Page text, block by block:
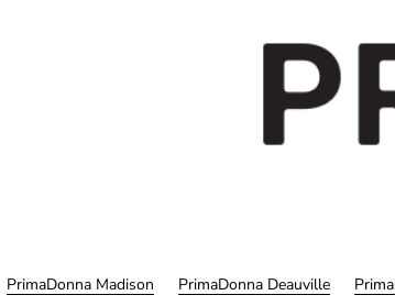
PrimaDonna Madison PrimaDonna Deauville